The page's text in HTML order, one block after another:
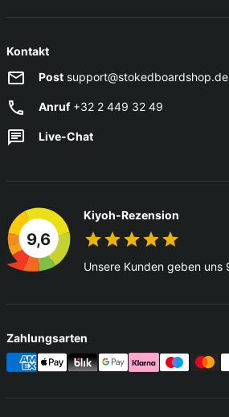
Kontakt
Post support@stokedboardshop.de
Anruf+32 2 449 32 49
Live-Chat
9,6
Kiyoh-Rezension
Unsere Kunden geben uns
Zahlungsarten